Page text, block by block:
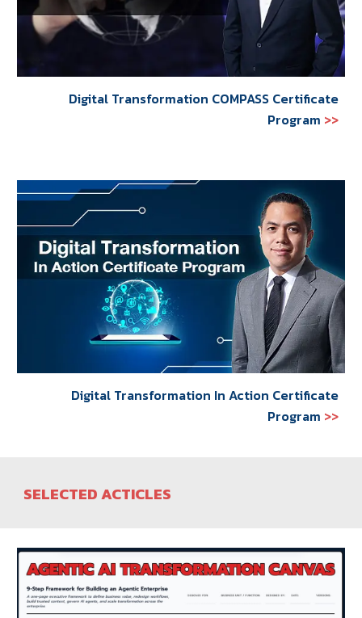
Digital Transformation COMPASS Certificate
Program >>
Digital Transformation In Action Certificate
Program >>
SELECTEDACTICLES